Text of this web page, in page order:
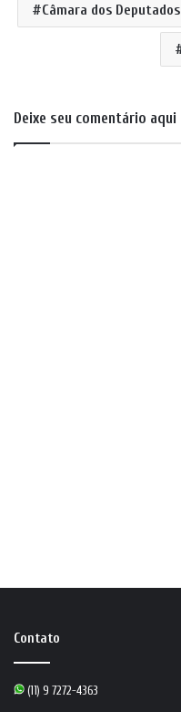
Câmara dos Deputados
Deixe seu comentário aqui
Contato
(11) 9 7272-4363